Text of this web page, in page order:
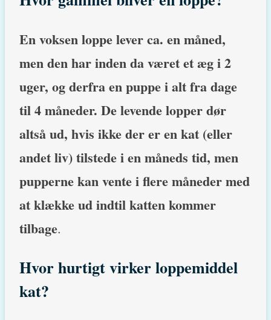
En voksen loppe lever ca. en måned,
men den har inden da været et æg i 2
uger, og derfra en puppe i alt fra dage
til 4 måneder. De levende lopper dør
altså ud, hvis ikke der er en kat (eller
andet liv) tilstede i en måneds tid, men
pupperne kan vente i flere måneder med
at klække ud indtil katten kommer
tilbage.
Hvor hurtigt virker loppemiddel
kat?